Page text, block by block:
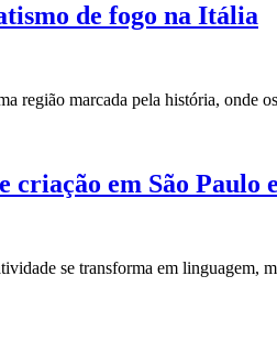
de fogo na Itália
região marcada pela história, onde
criação em São
se transforma em linguagem,